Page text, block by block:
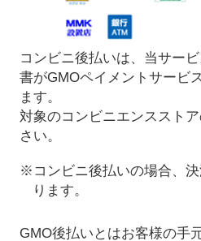
コンビニ後払いは、当サー
書がGMOペイメントサービ
ます。
対象のコンビニエンススト
さい。
※コンビニ後払いの場合、
ります。
GMO後払いとはお客様の手